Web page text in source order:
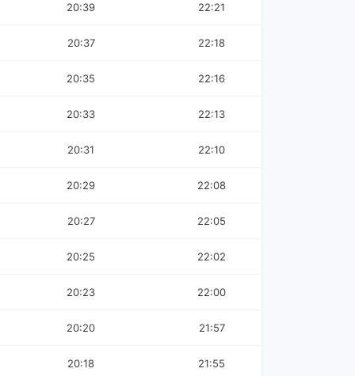
20:39 22:21
20:37 22:18
20:35 22:16
20:33 22:13
20:31 22:10
20:29 22:08
20:27 22:05
20:25 22:02
20:23 22:00
20:20 21:57
20:18 21:55